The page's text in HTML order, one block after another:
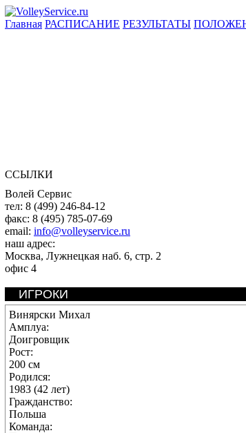
Главная РАСПИСАНИЕ РЕЗУЛЬТАТЫ
ССЫЛКИ
Волей Сервис
тел: 8 (499) 246-84-12
факс: 8 (495) 785-07-69
email: info@volleyservice.ru
наш адрес:
Москва, Лужнецкая наб. 6, стр. 2
офис 4
ИГРОКИ
Винярски Михал
Амплуа:
Доигровщик
Рост:
200 см
Родился:
1983 (42 лет)
Гражданство:
Польша
Команда: